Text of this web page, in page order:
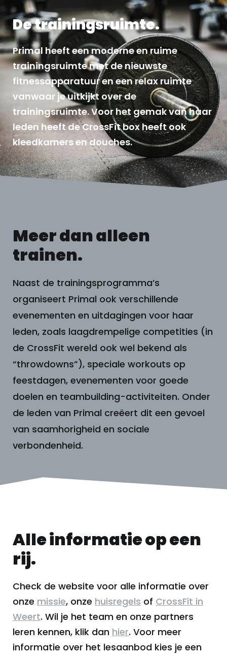
De trainingsruimte.
Primal heeft een moderne en ruime
trainingsruimte met de nieuwste
fitnessapparatuur en een relax ruimte
vanwaar je uitkijkt over de
trainingsruimte. Voor het gemak van haar
leden heeft de CrossFit box heeft ook
kleedkamers en douches.
Meer dan alleen
trainen.
Naast de trainingsprogramma’s
organiseert Primal ook verschillende
evenementen en uitdagingen voor haar
leden, zoals laagdrempelige competities (in
de CrossFit wereld ook wel bekend als
“throwdowns”), speciale workouts op
feestdagen, evenementen voor goede
doelen en teambuilding-activiteiten. Onder
de leden van Primal creëert dit een gevoel
van saamhorigheid en sociale
verbondenheid.
Alle informatie op een
rij.
Check de website voor alle informatie over
onze missie, onze huisregels of CrossFit in
Weert. Wil je het team en onze partners
leren kennen, klik dan hier. Voor meer
informatie over het lesaanbod kies je een